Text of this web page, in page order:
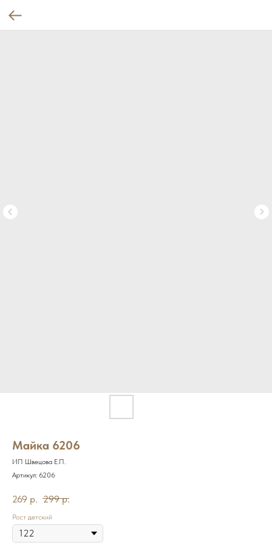
Майка 6206
ИП Швецова Е.П.
Артикул: 6206
269 р. 299 р.
Рост детский